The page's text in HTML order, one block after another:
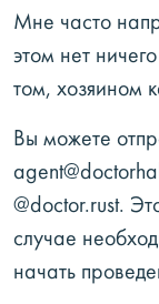
Мне часто
этом нет
том, хозяином
Вы можете
@doctor.rust.
случае
начать